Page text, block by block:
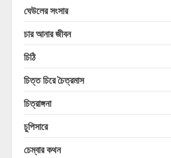
ঘেউলের সংসার
চার আনার জীবন
চিঠি
চিত্ত চিরে চৈত্রমাস
চিত্রাঙ্গনা
চুপিসারে
চেম্বার কথন